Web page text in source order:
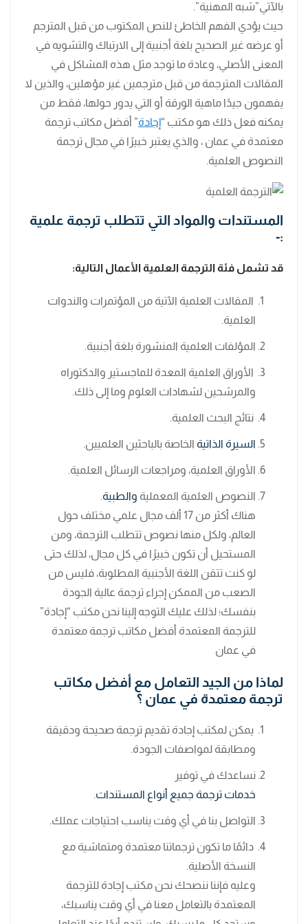
بالآتي”شبه المهنية”.
حيث يؤدي الفهم الخاطئ للنص المكتوب من قبل المترجم
أو عرضه غير الصحيح بلغة أجنبية إلى الارتباك والتشويه في
المعنى الأصلي، وعادة ما توجد مثل هذه المشاكل في
المقالات المترجمة من قبل مترجمين غير مؤهلين، والذين لا
يفهمون جيدًا ماهية الورقة أو التي يدور حولها، فقط من
يمكنه فعل ذلك هو مكتب “إجادة” أفضل مكاتب ترجمة
معتمدة في عمان ، والذي يعتبر خبيرًا في مجال ترجمة
النصوص العلمية.
المستندات والمواد التي تتطلب ترجمة علمية
:-
قد تشمل فئة الترجمة العلمية الأعمال التالية:
المقالات العلمية الآتية من المؤتمرات والندوات
العلمية.
المؤلفات العلمية المنشورة بلغة أجنبية.
الأوراق العلمية المعدة للماجستير والدكتوراه
والمرشحين لشهادات العلوم وما إلى ذلك.
نتائج البحث العلمية.
السيرة الذاتية الخاصة بالباحثين العلميين.
الأوراق العلمية، ومراجعات الرسائل العلمية.
النصوص العلمية المعملية والطبية.
هناك أكثر من 17 ألف مجال علمي مختلف حول
العالم، ولكل منها نصوص تتطلب الترجمة، ومن
المستحيل أن تكون خبيرًا في كل مجال، لذلك حتى
لو كنت تتقن اللغة الأجنبية المطلوبة، فليس من
الصعب من الممكن إجراء ترجمة عالية الجودة
بنفسك؛ لذلك عليك التوجه إلينا نحن مكتب “إجادة”
للترجمة المعتمدة أفضل مكاتب ترجمة معتمدة
في عمان
لماذا من الجيد التعامل مع أفضل مكاتب
ترجمة معتمدة في عمان ؟
يمكن لمكتب إجادة تقديم ترجمة صحيحة ودقيقة
ومطابقة لمواصفات الجودة.
نساعدك في توفير
خدمات ترجمة جميع أنواع المستندات.
التواصل بنا في أي وقت يناسب احتياجات عملك.
دائمًا ما تكون ترجماتنا معتمدة ومتماشية مع
النسخة الأصلية.
وعليه فإننا ننصحك نحن مكتب إجادة للترجمة
المعتمدة بالتعامل معنا في أي وقت يناسبك،